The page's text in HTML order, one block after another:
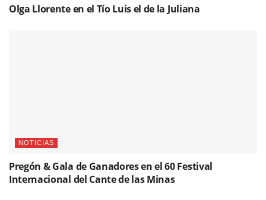
Olga Llorente en el Tío Luis el de la Juliana
NOTICIAS
Pregón & Gala de Ganadores en el 60 Festival
Internacional del Cante de las Minas